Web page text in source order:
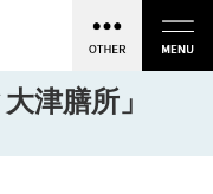
津膳所」